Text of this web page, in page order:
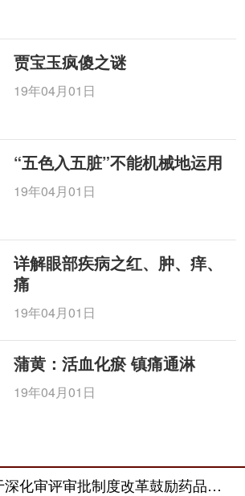
贾宝玉疯傻之谜
19年04月01日
“五色入五脏”不能机械地运用
19年04月01日
详解眼部疾病之红、肿、痒、
痛
19年04月01日
蒲黄：活血化瘀 镇痛通淋
19年04月01日
内蒙古印发《关于深化审评审批制度改革鼓励药品医疗器械创新的实施意见》